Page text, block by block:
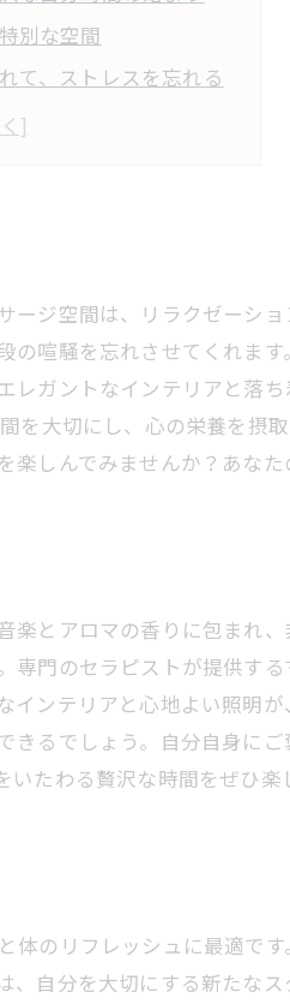
別な空間
て、ストレスを忘れる
み出す贅沢感
ジ空間は、リラクゼーシ
喧騒を忘れさせてくれま
ガントなインテリアと落
を大切にし、心の栄養を摂
しんでみませんか？あなた
とアロマの香りに包まれ
門のセラピストが提供す
ンテリアと心地よい照明が
るでしょう。自分自身に
たわる贅沢な時間をぜひ楽
のリフレッシュに最適です
自分を大切にする新たな